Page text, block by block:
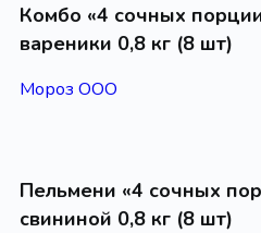
Комбо «4 сочных
вареники 0,8 кг (8 шт)
Мороз ООО
Пельмени «4 сочных
свининой 0,8 кг (8 шт)